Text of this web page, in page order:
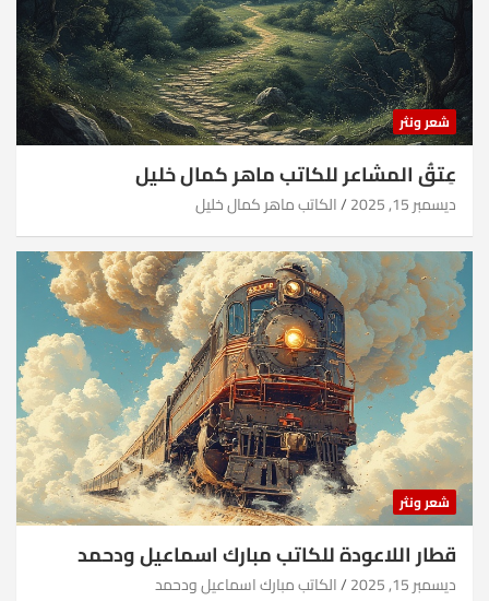
شعر ونثر
عِتقُ المشاعر للكاتب ماهر كمال خليل
ديسمبر 15, 2025 الكاتب ماهر كمال خليل
شعر ونثر
قطار اللاعودة للكاتب مبارك اسماعيل ودحمد
ديسمبر 15, 2025 الكاتب مبارك اسماعيل ودحمد